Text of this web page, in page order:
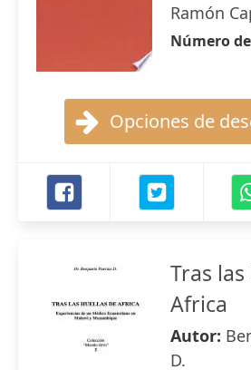
Ramón
Número
Opciones de
Tras
Africa
Autor:
D.